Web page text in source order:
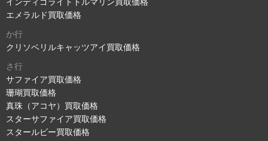
エメラルド買取価格
か行
クリソベリルキャッツアイ買取価格
さ行
サファイア買取価格
珊瑚買取価格
真珠（アコヤ）買取価格
スターサファイア買取価格
スタールビー買取価格